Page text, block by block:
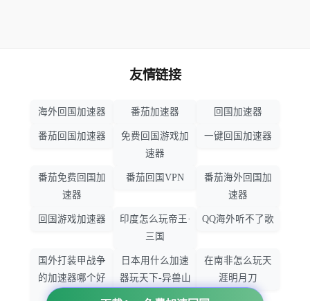
友情链接
海外回国加速器 番茄加速器 回国加速器
番茄回国加速器
免费回国游戏加
速器
一键回国加速器
番茄免费回国加
速器
番茄回国VPN
番茄海外回国加
速器
回国游戏加速器
印度怎么玩帝王·
三国
QQ海外听不了歌
国外打装甲战争
的加速器哪个好
日本用什么加速
器玩天下-异兽山
海
在南非怎么玩天
涯明月刀